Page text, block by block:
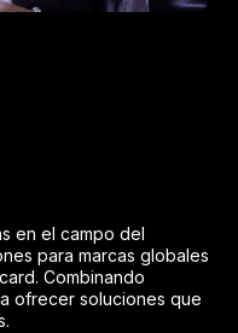
en el campo del
para marcas globales
Combinando
ofrecer soluciones que